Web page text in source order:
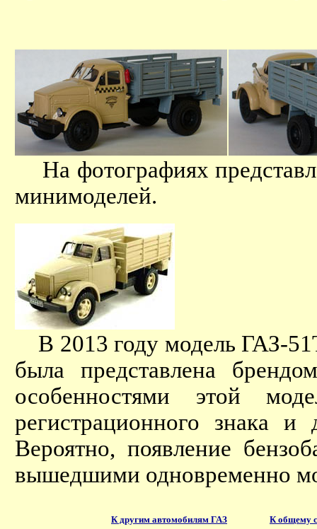
На фотографиях
минимоделей.
В 2013 году модель ГАЗ-
была представлена
особенностями этой
регистрационного знака
Вероятно, появление
вышедшими одновременно
К другим автомобилям ГАЗ К общему